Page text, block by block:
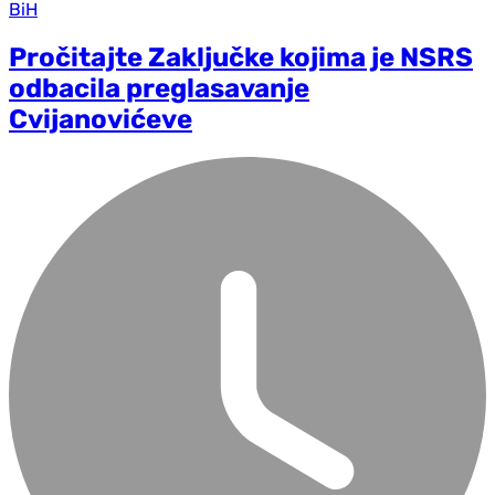
BiH
Pročitajte Zaključke kojima je NSRS
odbacila preglasavanje
Cvijanovićeve